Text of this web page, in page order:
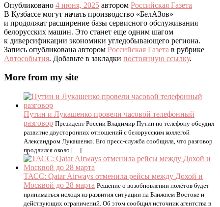
Опубликовано 4 июня, 2025 автором Российская Газета
В Кузбассе могут начать производство «БелАЗов»
и продолжат расширение базы сервисного обслуживания
белорусских машин. Это станет еще одним шагом
к диверсификации экономики угледобывающего региона.
Запись опубликована автором Российская Газета в рубрике
Автособытия. Добавьте в закладки постоянную ссылку.
More from my site
Путин и Лукашенко провели часовой телефонный
разговор Президент России Владимир Путин по телефону обсудил
развитие двусторонних отношений с белорусским коллегой
Александром Лукашенко. Его пресс-служба сообщила, что разговор
продлился около […]
ТАСС: Qatar Airways отменила рейсы между Дохой и
Москвой до 28 марта Решение о возобновлении полётов будет
приниматься исходя из развития ситуации на Ближнем Востоке и
действующих ограничений. Об этом сообщил источник агентства в